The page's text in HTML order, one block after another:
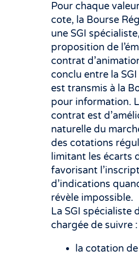
Pour chaque
cote, la Bourse
une SGI
proposition de
contrat
conclu entre la
est transmis à la
pour information.
contrat est
naturelle du
des cotations
limitant les écarts
favorisant
d’indications
révèle impossible.
La SGI spécialiste
chargée de suivre :
la cotation